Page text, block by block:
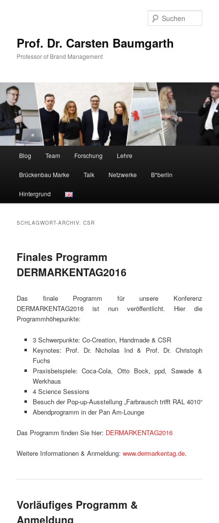
Prof. Dr. Carsten Baumgarth
Professor of Brand Management
Blog Team Forschung Lehre
Brückenbau Marke Talk Netzwerke B*berlin
Hintergrund
SCHLAGWORT-ARCHIV:CSR
Finales Programm
DERMARKENTAG2016
Das finale Programm für unsere Konferenz
DERMARKENTAG2016 ist nun veröffentlicht. Hier die
Programmhöhepunkte:
3 Schwerpunkte: Co-Creation, Handmade & CSR
Keynotes: Prof. Dr. Nicholas Ind & Prof. Dr. Christoph
Fuchs
Praxisbeispiele: Coca-Cola, Otto Bock, ppd, Sawade &
Werkhaus
4 Science Sessions
Besuch der Pop-up-Ausstellung „Farbrausch trifft RAL 4010“
Abendprogramm in der Pan Am-Lounge
Das Programm finden Sie hier: DERMARKENTAG2016
Weitere Informationen & Anmeldung:www.dermarkentag.de.
Vorläufiges Programm &
Anmeldung